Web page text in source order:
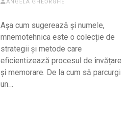
ANGELA GHEORGHE
Așa cum sugerează și numele,
mnemotehnica este o colecție de
strategii și metode care
eficientizează procesul de învățare
și memorare. De la cum să parcurgi
un…